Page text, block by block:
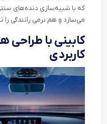
که با شبیه‌سازی دنده‌های
می‌سازد و هم نرمی رانندگی را
کابینی با طراحی
کاربردی